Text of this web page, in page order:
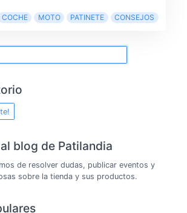
COCHE MOTO PATINETE CONSEJOS
blog de Patilandia
de resolver dudas, publicar eventos y
sobre la tienda y sus productos.